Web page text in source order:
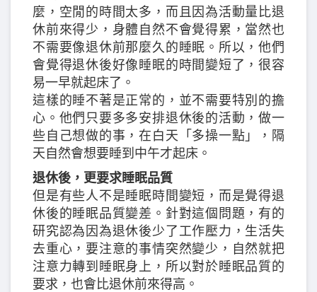
麼，空閒的時間太多，而且因為活動量比退
休前來得少，身體自然不會覺得累，當然也
不需要像退休前那麼久的睡眠。所以，他們
會覺得退休後好像睡眠的時間變短了，很容
易一早就起床了。
這樣的睡不著是正常的，並不需要特別的擔
心。他們只要多多安排退休後的活動，做一
些自己想做的事，在白天「多操一點」，隔
天自然會想要睡到中午才起床。
退休後，更要求睡眠品質
但是有些人不是睡眠時間變短，而是覺得退
休後的睡眠品質變差。針對這個問題，有的
研究認為因為退休後少了工作壓力，生活失
去重心，要注意的事情突然變少，自然就把
注意力轉到睡眠身上，所以對於睡眠品質的
要求，也會比退休前來得高。